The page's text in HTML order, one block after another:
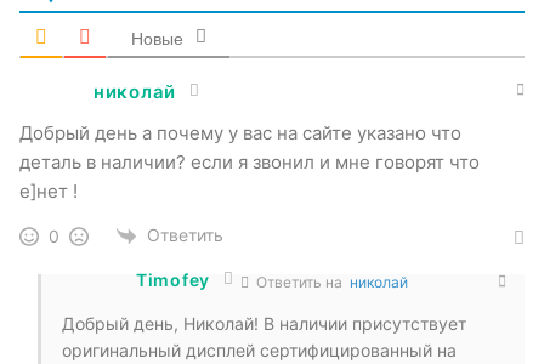
Новые
николай
Добрый день а почему у вас на сайте указано что
деталь в наличии? если я звонил и мне говорят что
е]нет !
0 Ответить
Timofey Ответить на николай
Добрый день, Николай! В наличии присутствует
оригинальный дисплей сертифицированный на